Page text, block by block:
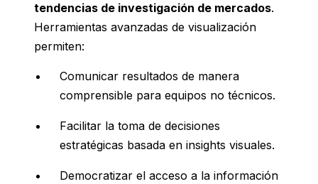
tendencias de investigación de mercados.
Herramientas avanzadas de visualización
permiten:
Comunicar resultados de manera
comprensible para equipos no técnicos.
Facilitar la toma de decisiones
estratégicas basada en insights visuales.
Democratizar el acceso a la información